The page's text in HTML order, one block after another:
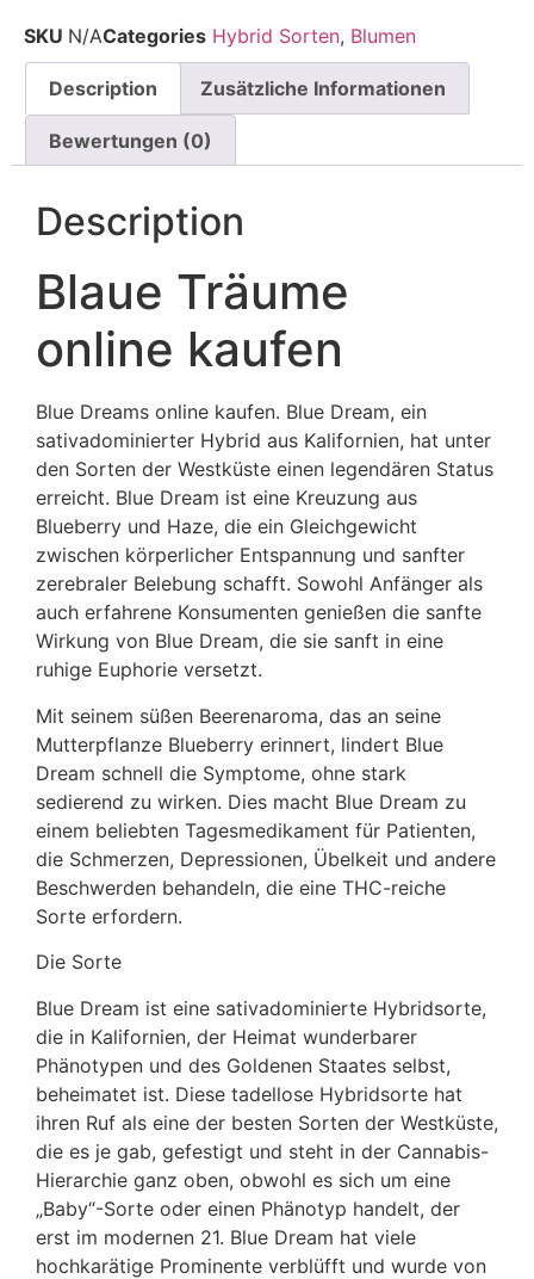
SKU N/ACategories Hybrid Sorten, Blumen
Description Zusätzliche Informationen
Bewertungen (0)
Description
Blaue Träume
online kaufen
Blue Dreams online kaufen. Blue Dream, ein
sativadominierter Hybrid aus Kalifornien, hat unter
den Sorten der Westküste einen legendären Status
erreicht. Blue Dream ist eine Kreuzung aus
Blueberry und Haze, die ein Gleichgewicht
zwischen körperlicher Entspannung und sanfter
zerebraler Belebung schafft. Sowohl Anfänger als
auch erfahrene Konsumenten genießen die sanfte
Wirkung von Blue Dream, die sie sanft in eine
ruhige Euphorie versetzt.
Mit seinem süßen Beerenaroma, das an seine
Mutterpflanze Blueberry erinnert, lindert Blue
Dream schnell die Symptome, ohne stark
sedierend zu wirken. Dies macht Blue Dream zu
einem beliebten Tagesmedikament für Patienten,
die Schmerzen, Depressionen, Übelkeit und andere
Beschwerden behandeln, die eine THC-reiche
Sorte erfordern.
Die Sorte
Blue Dream ist eine sativadominierte Hybridsorte,
die in Kalifornien, der Heimat wunderbarer
Phänotypen und des Goldenen Staates selbst,
beheimatet ist. Diese tadellose Hybridsorte hat
ihren Ruf als eine der besten Sorten der Westküste,
die es je gab, gefestigt und steht in der Cannabis-
Hierarchie ganz oben, obwohl es sich um eine
„Baby“-Sorte oder einen Phänotyp handelt, der
erst im modernen 21. Blue Dream hat viele
hochkarätige Prominente verblüfft und wurde von